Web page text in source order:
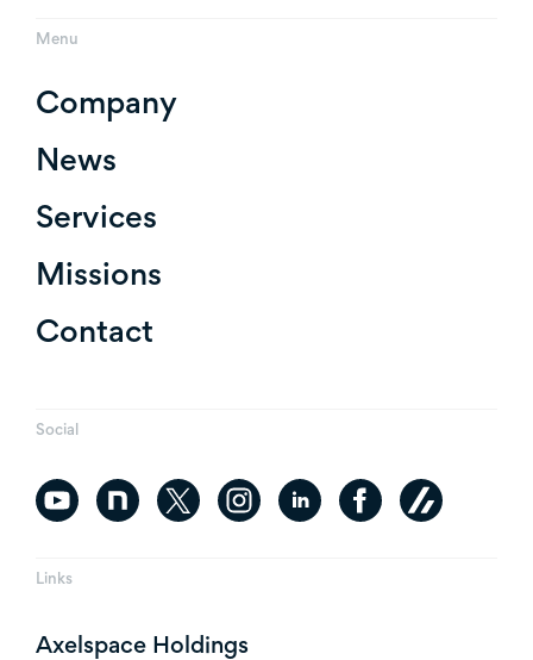
Menu
Company
News
Services
Missions
Contact
Social
Links
Axelspace Holdings